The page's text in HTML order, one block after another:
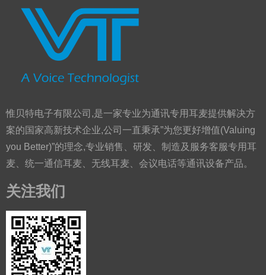
惟贝特电子有限公司,是一家专业为通讯专用耳麦提供解决方
案的国家高新技术企业,公司一直秉承”为您更好增值(Valuing
you Better)”的理念,专业销售、研发、制造及服务客服专用耳
麦、统一通信耳麦、无线耳麦、会议电话等通讯设备产品。
关注我们